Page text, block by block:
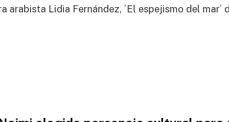
Lidia Fernández, ´El espejismo del mar´